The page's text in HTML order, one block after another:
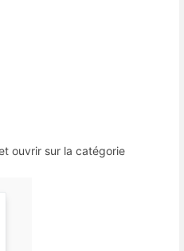
ouvrir sur la catégorie